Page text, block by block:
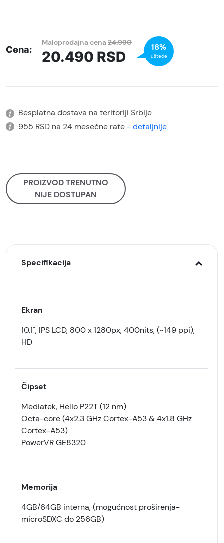
Cena:
Maloprodajna cena24.990
20.490 RSD
18%
uštede
Besplatna dostava na teritoriji Srbije
955 RSD na 24 mesečne rate - detaljnije
PROIZVOD TRENUTNO
NIJE DOSTUPAN
Specifikacija
Ekran
10.1", IPS LCD, 800 x 1280px, 400nits, (~149 ppi),
HD
Čipset
Mediatek, Helio P22T (12 nm)
Octa-core (4x2.3 GHz Cortex-A53 & 4x1.8 GHz
Cortex-A53)
PowerVR GE8320
Memorija
4GB/64GB interna, (mogućnost proširenja-
microSDXC do 256GB)